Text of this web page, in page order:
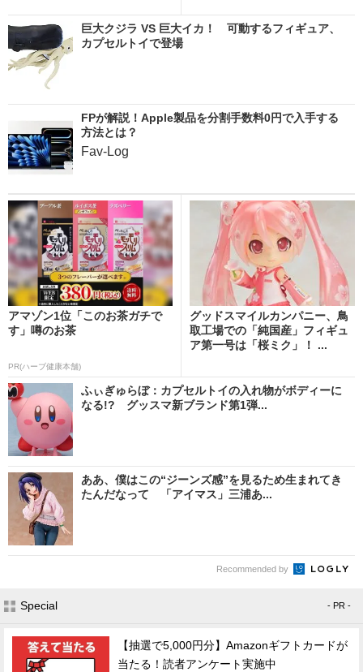
巨大クジラ VS 巨大イカ！ 可動するフィギュア、
カプセルトイで登場
FPが解説！Apple製品を分割手数料0円で入手する
方法とは？
Fav-Log
アマゾン1位「このお茶ガチで
す」噂のお茶
PR(ハーブ健康本舗)
グッドスマイルカンパニー、鳥
取工場での「純国産」フィギュ
ア第一号は「桜ミク」！ ...
ふぃぎゅらぼ：カプセルトイの入れ物がボディーに
なる!? グッスマ新ブランド第1弾...
ああ、僕はこの“ジーンズ感”を見るため生まれてき
たんだなって 「アイマス」三浦あ...
Recommended by
Special - PR -
【抽選で5,000円分】Amazonギフトカードが
当たる！読者アンケート実施中